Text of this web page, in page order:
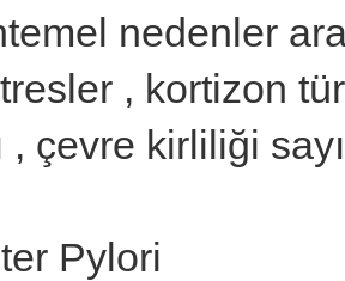
nedenler
, kortizon
, çevre kirliliği
Pylori